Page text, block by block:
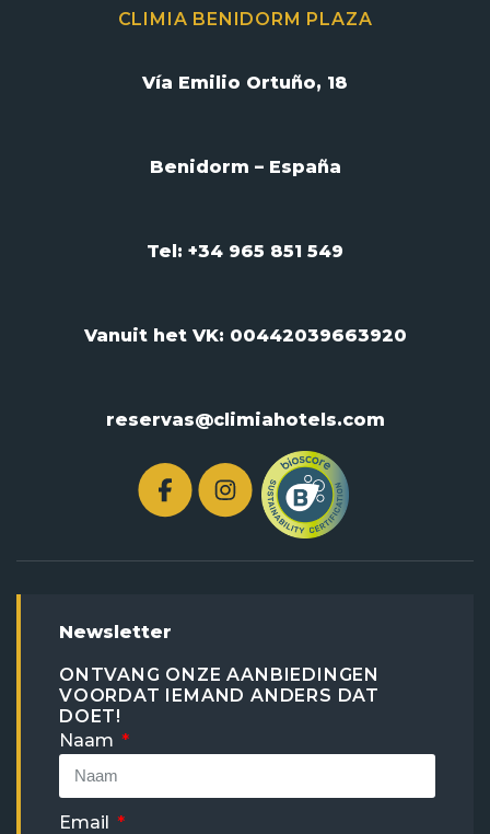
CLIMIA BENIDORM PLAZA
Vía Emilio Ortuño, 18
Benidorm – España
Tel: +34 965 851 549
Vanuit het VK: 00442039663920
reservas@climiahotels.com
Newsletter
ONTVANG ONZE AANBIEDINGEN
VOORDAT IEMAND ANDERS DAT
DOET!
Naam
Email